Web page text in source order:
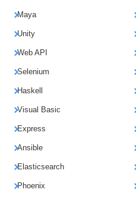
Maya
Unity
Web API
Selenium
Haskell
Visual Basic
Express
Ansible
Elasticsearch
Phoenix